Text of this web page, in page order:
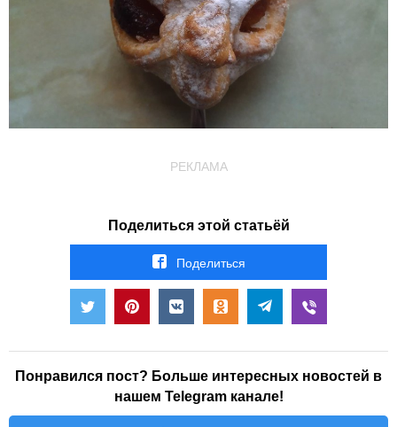
РЕКЛАМА
Поделиться этой статьёй
Поделиться
Понравился пост? Больше интересных новостей в
нашем Telegram канале!